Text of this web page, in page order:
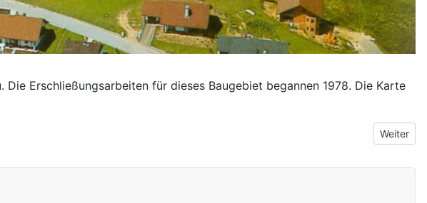
Erschließungsarbeiten für dieses Baugebiet begannen 1978. Die Karte
Nächster
Weiter